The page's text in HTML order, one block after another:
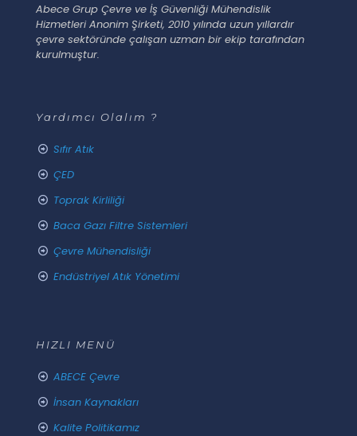
Abece Grup Çevre ve İş Güvenliği Mühendislik
Hizmetleri Anonim Şirketi, 2010 yılında uzun yıllardır
çevre sektöründe çalışan uzman bir ekip tarafından
kurulmuştur.
Yardımcı Olalım ?
Sıfır Atık
ÇED
Toprak Kirliliği
Baca Gazı Filtre Sistemleri
Çevre Mühendisliği
Endüstriyel Atık Yönetimi
HIZLI MENÜ
ABECE Çevre
İnsan Kaynakları
Kalite Politikamız